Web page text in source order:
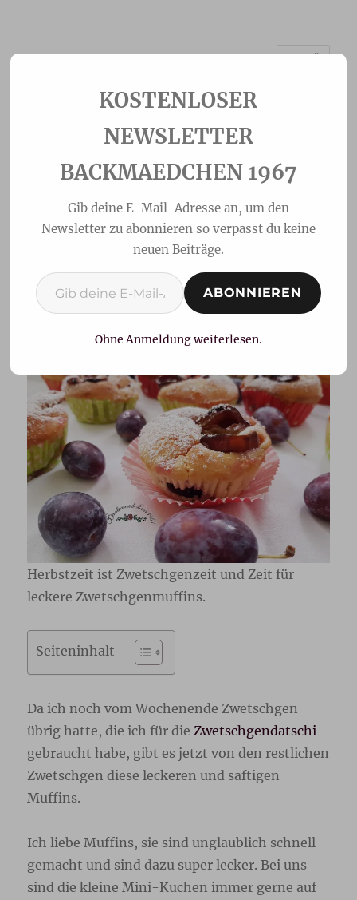
Zwetschgenmuffins
Herbstzeit ist Zwetschgenzeit und Zeit für
leckere Zwetschgenmuffins.
Seiteninhalt
Da ich noch vom Wochenende Zwetschgen
übrig hatte, die ich für die Zwetschgendatschi
gebraucht habe, gibt es jetzt von den restlichen
Zwetschgen diese leckeren und saftigen
Muffins.
Ich liebe Muffins, sie sind unglaublich schnell
gemacht und sind dazu super lecker. Bei uns
sind die kleine Mini-Kuchen immer gerne auf
NEWSLETTER
BACKMAEDCHEN 1967
Gib deine E-Mail-Adresse an, um den
Newsletter zu abonnieren so verpasst du keine
neuen Beiträge.
Gib deine E-Mail-Adresse ein ...
ABONNIEREN
Ohne Anmeldung weiterlesen.